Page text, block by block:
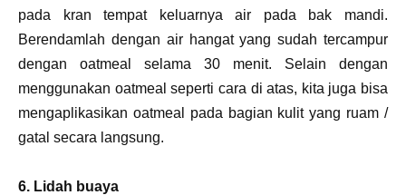
pada kran tempat keluarnya air pada bak mandi.
Berendamlah dengan air hangat yang sudah tercampur
dengan oatmeal selama 30 menit. Selain dengan
menggunakan oatmeal seperti cara di atas, kita juga bisa
mengaplikasikan oatmeal pada bagian kulit yang ruam /
gatal secara langsung.
6. Lidah buaya